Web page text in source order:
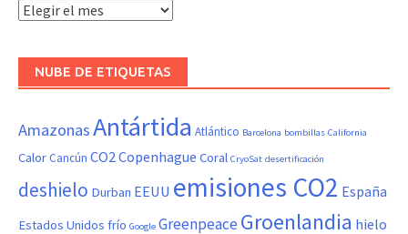
Hemeroteca
NUBE DE ETIQUETAS
AmazonasAntártida Atlántico Barcelona bombillas California
Calor Cancún CO2Copenhague Coral CryoSat desertificación
deshielo Durban EEUU emisiones CO2 España
Estados Unidos frío Google GreenpeaceGroenlandia hielo